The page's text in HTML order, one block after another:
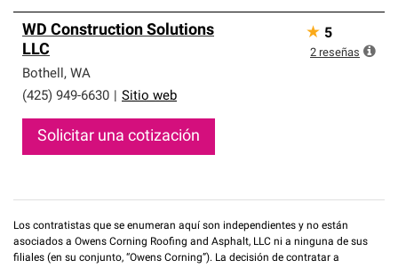
WD Construction Solutions
LLC
Bothell, WA
(425) 949-6630
Sitio web
Solicitar una cotización
★ 5
2 reseñas
Los contratistas que se enumeran aquí son independientes y no están
asociados a Owens Corning Roofing and Asphalt, LLC ni a ninguna de sus
filiales (en su conjunto, “Owens Corning”). La decisión de contratar a